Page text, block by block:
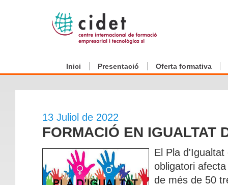
Inici Presentació Oferta formativa
13 Juliol de 2022
FORMACIÓ EN IGUALTAT
El Pla
obligatori
de més de 50